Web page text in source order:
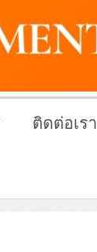
ติดต่อเรา